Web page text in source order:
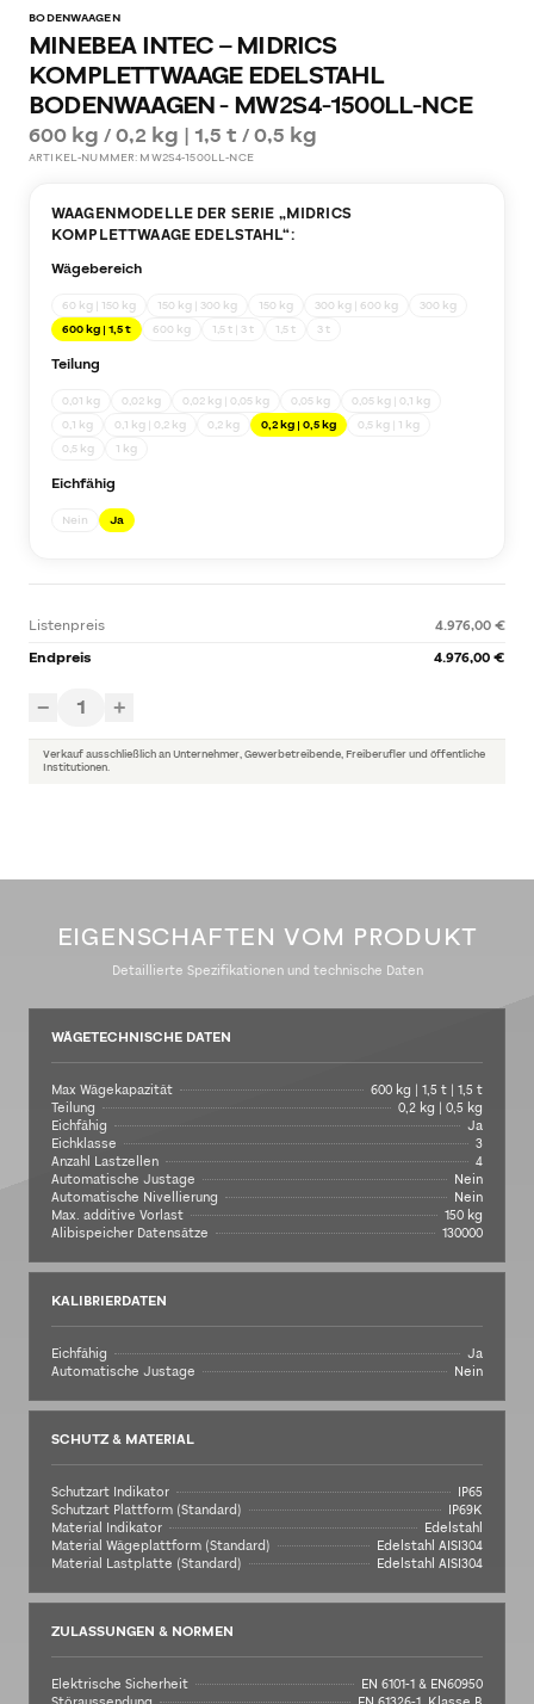
BODENWAAGEN
MINEBEA INTEC – MIDRICS
KOMPLETTWAAGE EDELSTAHL
BODENWAAGEN - MW2S4-1500LL-NCE
600 kg / 0,2 kg | 1,5 t / 0,5 kg
ARTIKEL-NUMMER: MW2S4-1500LL-NCE
WAAGENMODELLE DER SERIE „MIDRICS
KOMPLETTWAAGE EDELSTAHL“:
Wägebereich
60 kg | 150 kg 150 kg | 300 kg 150 kg 300 kg | 600 kg
300 kg
600 kg | 1,5 t
600 kg 1,5 t | 3 t 1,5 t 3 t
Teilung
0,01 kg 0,02 kg 0,02 kg | 0,05 kg 0,05 kg
0,05 kg | 0,1 kg
0,1 kg
0,1 kg | 0,2 kg 0,2 kg 0,2 kg | 0,5 kg
0,5 kg | 1 kg
0,5 kg
1 kg
Eichfähig
Nein Ja
Listenpreis
4.976,00 €
Endpreis
4.976,00 €
− 1 +
Verkauf ausschließlich an Unternehmer, Gewerbetreibende, Freiberufler und öffentliche
Institutionen.
EIGENSCHAFTEN VOM PRODUKT
Detaillierte Spezifikationen und technische Daten
WÄGETECHNISCHE DATEN
Max Wägekapazität
600 kg | 1,5 t | 1,5 t
Teilung
0,2 kg | 0,5 kg
Eichfähig
Ja
Eichklasse
3
Anzahl Lastzellen
4
Automatische Justage
Nein
Automatische Nivellierung
Nein
Max. additive Vorlast
150 kg
Alibispeicher Datensätze
130000
KALIBRIERDATEN
Eichfähig
Ja
Automatische Justage
Nein
SCHUTZ & MATERIAL
Schutzart Indikator
IP65
Schutzart Plattform (Standard)
IP69K
Material Indikator
Edelstahl
Material Wägeplattform (Standard)
Edelstahl AISI304
Material Lastplatte (Standard)
Edelstahl AISI304
ZULASSUNGEN & NORMEN
Elektrische Sicherheit
EN 6101-1 & EN60950